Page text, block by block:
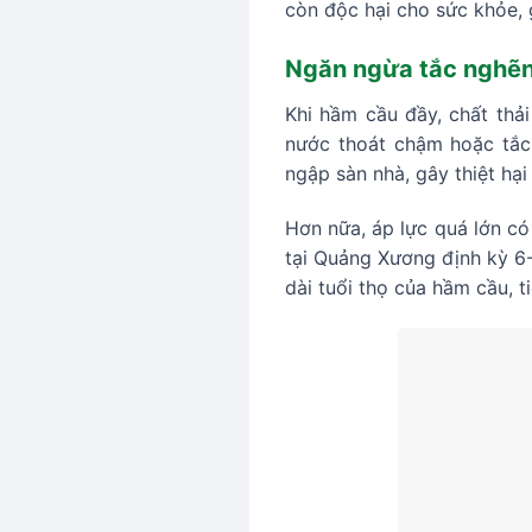
còn độc hại cho sức
Ngăn ngừa tắc
Khi hầm cầu đầy, chất
nước thoát chậm hoặc
ngập sàn nhà, gây thiệt
Hơn nữa, áp lực quá lớn
tại Quảng Xương định kỳ
dài tuổi thọ của hầm cầu,